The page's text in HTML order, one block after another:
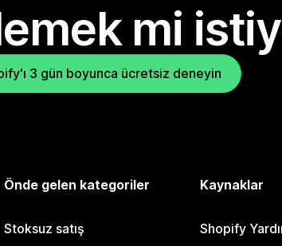
mi
3 gün boyunca ücretsiz deneyin
Önde gelen kategoriler
Stoksuz satış
Kaynaklar
Shopify